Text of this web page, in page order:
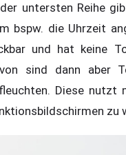
untersten Reihe
bspw. die Uhrzeit
und hat keine
sind dann aber
Diese nutzt
zu